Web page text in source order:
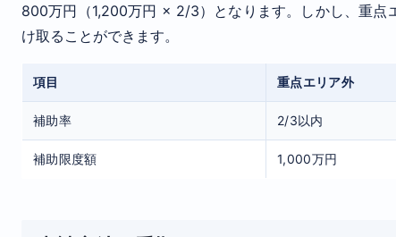
800万円（1,200万円 × 2/3）となります。しかし、重
け取ることができます。
項目 重点エリア外
補助率 2/3以内
補助限度額 1,000万円